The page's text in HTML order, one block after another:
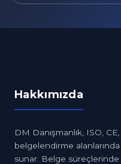
Hakkımızda
DM Danışmanlık, ISO,
belgelendirme
sunar. Belge süreçlerinde